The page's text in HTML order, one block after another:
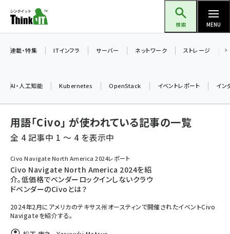
ン
ツ
検索 MENU
ai (2486)
加藤銘のチーム貢献～仲間と築いた勝利の絆～ (2308)
北海道をのんびり旅する晴山佳須夫のヒント集！ (2025)
drupal (1947)
genai (1477)
abc123 (1352)
連載・特集 ITインフラ サーバー ネットワーク ストレージ
AI・人工知能 Kubernetes OpenStack イベントレポート イン
用語「Civo」 が使われている記事の一覧
全 4 記事中 1 ～ 4 を表示中
Civo Navigate North America 2024レポート
Civo Navigate North America 2024を紹
介。低価格でベンダーロックインしないクラウ
ドベンダーのCivoとは？
2024年2月にアメリカのテキサス州オースティンで開催されたイベントCivo
Navigateを紹介する。